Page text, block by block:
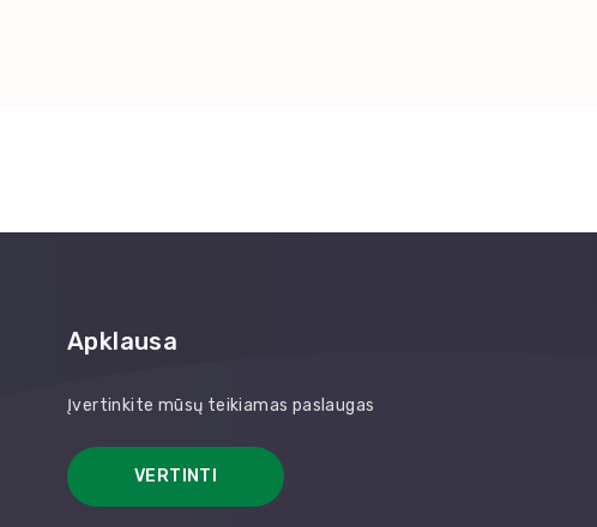
Apklausa
Įvertinkite mūsų teikiamas paslaugas
VERTINTI